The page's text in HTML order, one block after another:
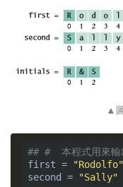
▲
## #  本程式用來
first =
"Rodolfo"
second =
"Sally"